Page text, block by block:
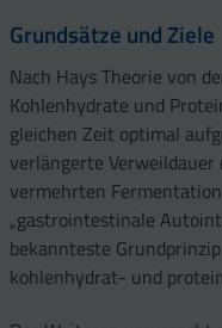
Grundsätze und Ziele
Nach Hays Theorie von
Kohlenhydrate und
gleichen Zeit optimal
verlängerte
vermehrten
„gastrointestinale
bekannteste
kohlenhydrat- und